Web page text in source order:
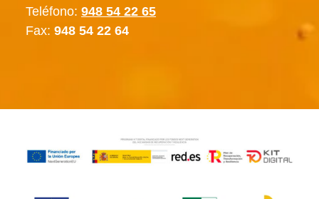
Teléfono: 948 54 22 65
Fax: 948 54 22 64